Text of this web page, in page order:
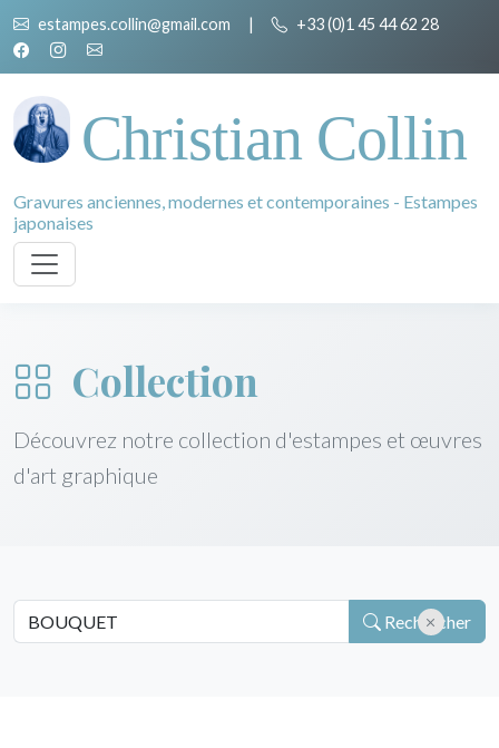
estampes.collin@gmail.com | +33 (0)1 45 44 62 28
Christian Collin
Gravures anciennes, modernes et contemporaines - Estampes
japonaises
Collection
Découvrez notre collection d'estampes et œuvres
d'art graphique
Rechercher